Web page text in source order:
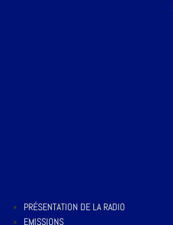
PRÉSENTATION DE LA RADIO
EMISSIONS